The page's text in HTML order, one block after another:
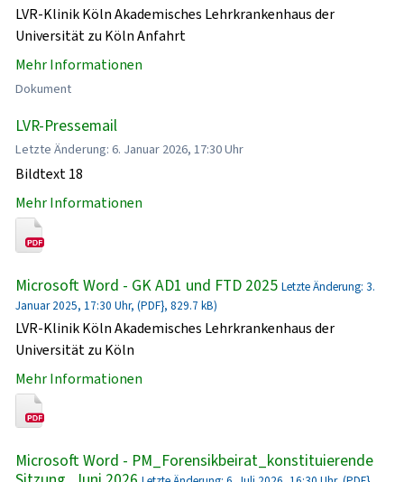
LVR-Klinik Köln Akademisches Lehrkrankenhaus der
Universität zu Köln Anfahrt
Mehr Informationen
Dokument
LVR-Pressemail
Letzte Änderung: 6. Januar 2026, 17:30 Uhr
Bildtext 18
Mehr Informationen
Microsoft Word - GK AD1 und FTD 2025 Letzte Änderung: 3.
Januar 2025, 17:30 Uhr, (PDF}, 829.7 kB)
LVR-Klinik Köln Akademisches Lehrkrankenhaus der
Universität zu Köln
Mehr Informationen
Microsoft Word - PM_Forensikbeirat_konstituierende